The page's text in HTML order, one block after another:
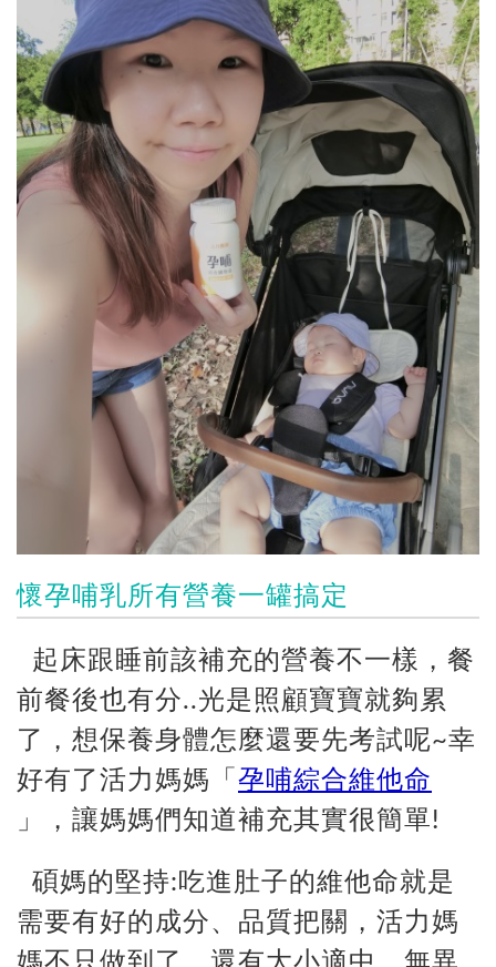
懷孕哺乳所有營養一罐搞定
起床跟睡前該補充的營養不一樣，餐
前餐後也有分..光是照顧寶寶就夠累
了，想保養身體怎麼還要先考試呢~幸
好有了活力媽媽「 孕哺綜合維他命
」，讓媽媽們知道補充其實很簡單!
碩媽的堅持:吃進肚子的維他命就是
需要有好的成分、品質把關，活力媽